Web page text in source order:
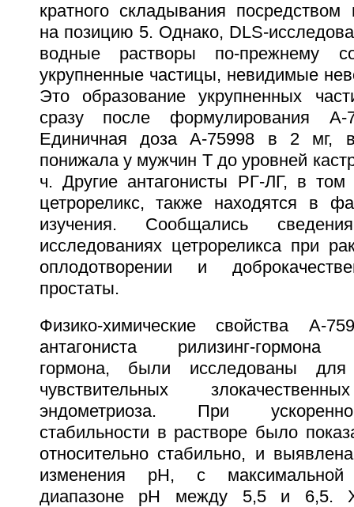
кратного складывания
на позицию 5. Однако, DLS-
водные растворы по-прежнему
укрупненные частицы, невидимые
Это образование укрупненных
сразу после формулирования A-
Единичная доза A-75998 в 2 мг,
понижала у мужчин Т до уровней
ч. Другие антагонисты РГ-ЛГ, в том
цетрореликс, также находятся в
изучения. Сообщались
исследованиях цетрореликса при
оплодотворении и
простаты.
Физико-химические свойства A-
антагониста рилизинг-гормона
гормона, были исследованы для
чувствительных
эндометриоза. При
стабильности в растворе было
относительно стабильно, и
изменения pH, с максимальной
диапазоне pH между 5,5 и 6,5.